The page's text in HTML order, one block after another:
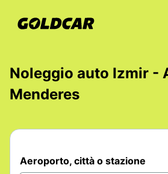
Noleggio auto Izmir -
Menderes
Aeroporto, città o stazione